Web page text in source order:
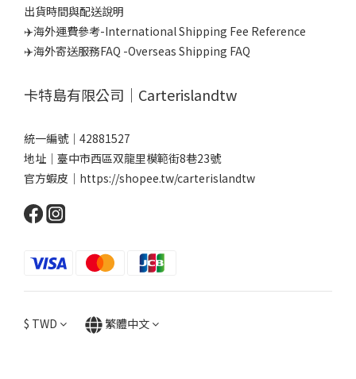
出貨時間與配送說明
✈️海外運費參考-International Shipping Fee Reference
✈️海外寄送服務FAQ -Overseas Shipping FAQ
卡特島有限公司｜Carterislandtw
統一編號｜42881527
地址｜臺中市西區双龍里模範街8巷23號
官方蝦皮｜ https://shopee.tw/carterislandtw
$ TWD 繁體中文